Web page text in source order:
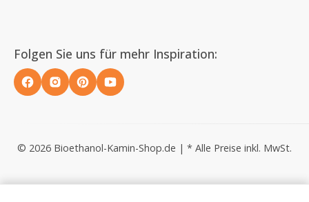
Folgen Sie uns für mehr Inspiration:
© 2026 Bioethanol-Kamin-Shop.de | * Alle Preise inkl. MwSt.